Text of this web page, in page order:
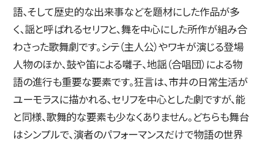
語、そして歴史的な出来事などを題材にした作品が多
く、謡と呼ばれるセリフと、舞を中心にした所作が組み合
わさった歌舞劇です。シテ（主人公）やワキが演じる登場
人物のほか、鼓や笛による囃子、地謡（合唱団）による物
語の進行も重要な要素です。狂言は、市井の日常生活が
ユーモラスに描かれる、セリフを中心とした劇ですが、能
と同様、歌舞的な要素も少なくありません。どちらも舞台
はシンプルで、演者のパフォーマンスだけで物語の世界